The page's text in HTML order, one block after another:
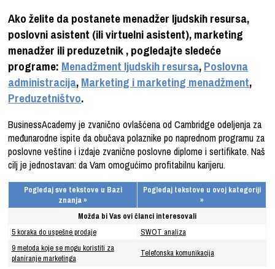
Ako želite da postanete menadžer ljudskih resursa,
poslovni asistent (ilivirtuelni asistent), marketing
menadžer ili preduzetnik , pogledajte sledeće
programe: Menadžment ljudskih resursa,Poslovna
administracija,Marketing i marketing menadžment,
Preduzetništvo.
BusinessAcademy je zvanično ovlašćena od Cambridge odeljenja za
međunarodne ispiteda obučava polaznike po naprednom programu za
poslovne veštine i izdaje zvanične poslovne diplome i sertifikate. Naš
cilj je jednostavan: da Vam omogućimo profitabilnu karijeru.
Pogledaj sve tekstove u Bazi
znanja »
Pogledaj tekstove u ovoj kategoriji
»
Možda bi Vas ovi članci interesovali
5 koraka do uspešne prodaje
SWOT analiza
9 metoda koje se mogu koristiti za
planiranje marketinga
Telefonska komunikacija